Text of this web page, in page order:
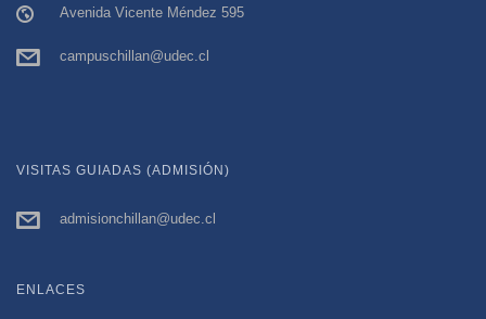
Avenida Vicente Méndez 595
campuschillan@udec.cl
VISITAS GUIADAS (ADMISIÓN)
admisionchillan@udec.cl
ENLACES